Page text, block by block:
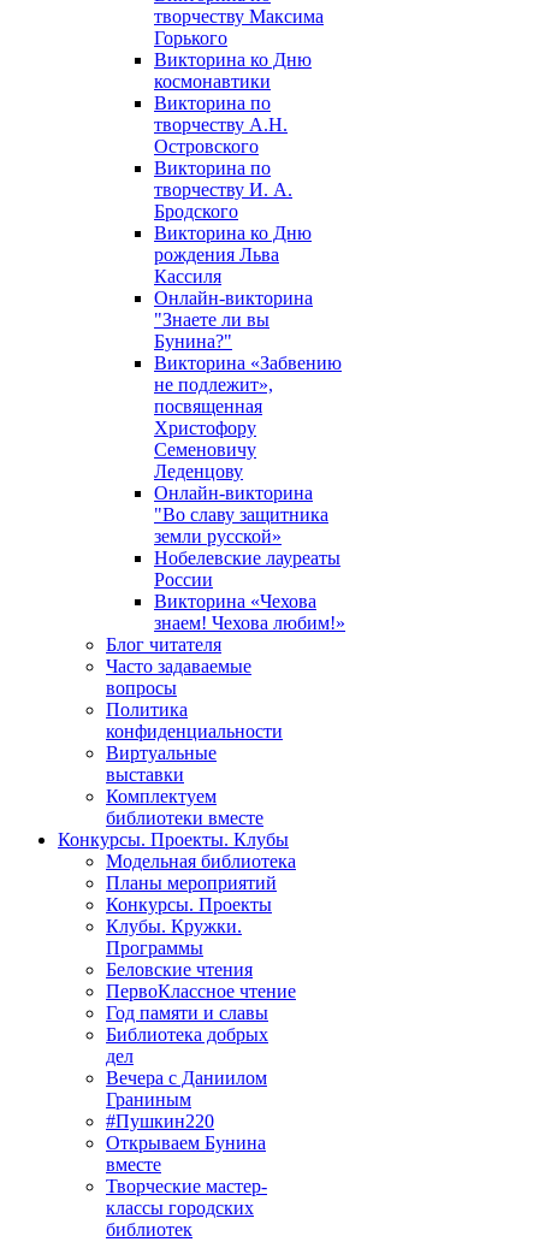
творчеству Максима
Горького
Викторина ко Дню
космонавтики
Викторина по
творчеству А.Н.
Островского
Викторина по
творчеству И. А.
Бродского
Викторина ко Дню
рождения Льва
Кассиля
Онлайн-викторина
"Знаете ли вы
Бунина?"
Викторина «Забвению
не подлежит»,
посвященная
Христофору
Семеновичу
Леденцову
Онлайн-викторина
"Во славу защитника
земли русской»
Нобелевские лауреаты
России
Викторина «Чехова
знаем! Чехова любим!»
Блог читателя
Часто задаваемые
вопросы
Политика
конфиденциальности
Виртуальные
выставки
Комплектуем
библиотеки вместе
Конкурсы. Проекты. Клубы
Модельная библиотека
Планы мероприятий
Конкурсы. Проекты
Клубы. Кружки.
Программы
Беловские чтения
ПервоКлассное чтение
Год памяти и славы
Библиотека добрых
дел
Вечера с Даниилом
Граниным
#Пушкин220
Открываем Бунина
вместе
Творческие мастер-
классы городских
библиотек